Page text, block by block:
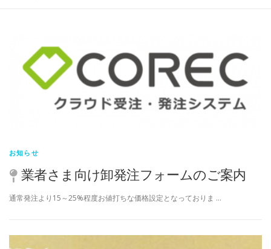
お知らせ
業者さま向け卸発注フォームのご案内
通常発注より15～25%程度お値打ちな価格設定となっておりま …